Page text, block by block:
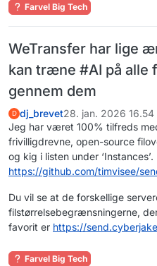
Farvel Big Tech
WeTransfer har lige
kan træne #AI på alle
gennem dem
D dj_brevet28. jan. 2026 16.54
Jeg har været 100% tilfreds
frivilligdrevne, open-source
og kig i listen under ‘Instances’.
https://github.com/timvisee/
Du vil se at de forskellige
filstørrelsebegrænsningerne,
favorit er https://
Farvel Big Tech